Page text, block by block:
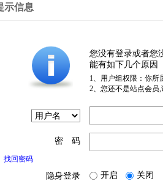
示信息
您没有登录或者您
能有如下几个原因
1、用户组权限：你所
2、您还不是站点会员
密 码
找回密码
隐身登录 开启 关闭